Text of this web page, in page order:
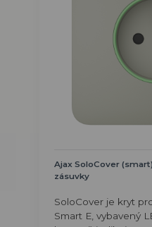
Ajax SoloCover
zásuvky
SoloCover je kryt
Smart E, vybavený